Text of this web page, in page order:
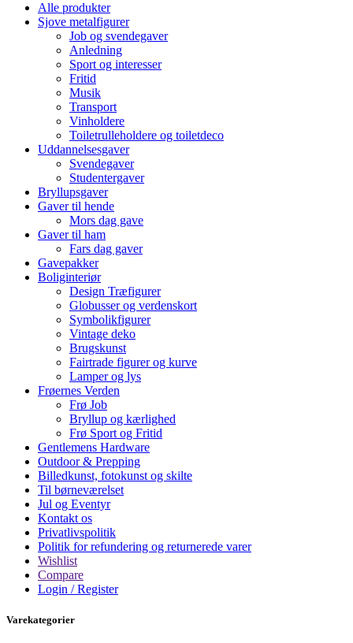
Alle produkter
Sjove metalfigurer
Job og svendegaver
Anledning
Sport og interesser
Fritid
Musik
Transport
Vinholdere
Toiletrulleholdere og toiletdeco
Uddannelsesgaver
Svendegaver
Studentergaver
Bryllupsgaver
Gaver til hende
Mors dag gave
Gaver til ham
Fars dag gaver
Gavepakker
Boliginteriør
Design Træfigurer
Globusser og verdenskort
Symbolikfigurer
Vintage deko
Brugskunst
Fairtrade figurer og kurve
Lamper og lys
Frøernes Verden
Frø Job
Bryllup og kærlighed
Frø Sport og Fritid
Gentlemens Hardware
Outdoor & Prepping
Billedkunst, fotokunst og skilte
Til børneværelset
Jul og Eventyr
Kontakt os
Privatlivspolitik
Politik for refundering og returnerede varer
Wishlist
Compare
Login / Register
Varekategorier